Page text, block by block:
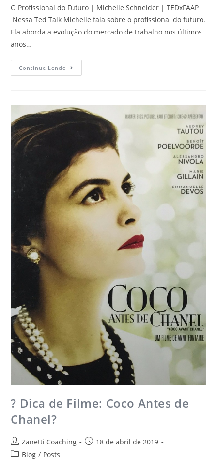
O Profissional do Futuro | Michelle Schneider | TEDxFAAP
Nessa Ted Talk Michelle fala sobre o profissional do futuro.
Ela aborda a evolução do mercado de trabalho nos últimos
anos…
Continue Lendo
? Dica de Filme: Coco Antes de
Chanel? ​
Zanetti Coaching
18 de abril de 2019
Blog / Posts